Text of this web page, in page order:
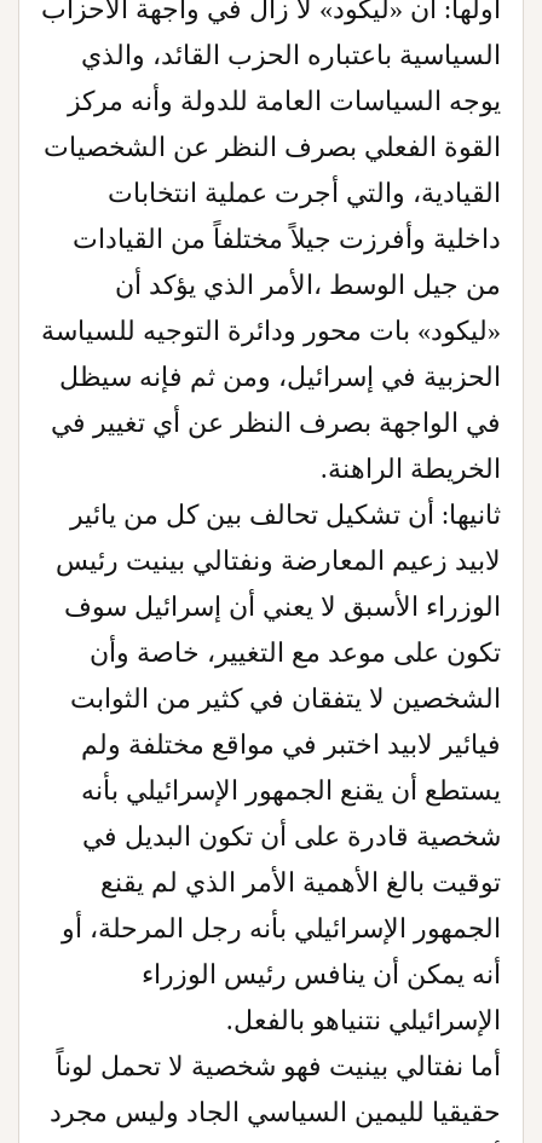
أولها: أن «ليكود» لا زال في واجهة الأحزاب
السياسية باعتباره الحزب القائد، والذي
يوجه السياسات العامة للدولة وأنه مركز
القوة الفعلي بصرف النظر عن الشخصيات
القيادية، والتي أجرت عملية انتخابات
داخلية وأفرزت جيلاً مختلفاً من القيادات
من جيل الوسط ،الأمر الذي يؤكد أن
«ليكود» بات محور ودائرة التوجيه للسياسة
الحزبية في إسرائيل، ومن ثم فإنه سيظل
في الواجهة بصرف النظر عن أي تغيير في
الخريطة الراهنة.
ثانيها: أن تشكيل تحالف بين كل من يائير
لابيد زعيم المعارضة ونفتالي بينيت رئيس
الوزراء الأسبق لا يعني أن إسرائيل سوف
تكون على موعد مع التغيير، خاصة وأن
الشخصين لا يتفقان في كثير من الثوابت
فيائير لابيد اختبر في مواقع مختلفة ولم
يستطع أن يقنع الجمهور الإسرائيلي بأنه
شخصية قادرة على أن تكون البديل في
توقيت بالغ الأهمية الأمر الذي لم يقنع
الجمهور الإسرائيلي بأنه رجل المرحلة، أو
أنه يمكن أن ينافس رئيس الوزراء
الإسرائيلي نتنياهو بالفعل.
أما نفتالي بينيت فهو شخصية لا تحمل لوناً
حقيقيا لليمين السياسي الجاد وليس مجرد